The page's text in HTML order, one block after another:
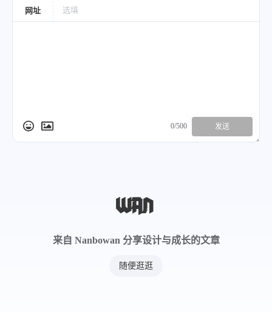
网址
0/500 发送
来自 Nanbowan 分享设计与成长的文章
随便逛逛